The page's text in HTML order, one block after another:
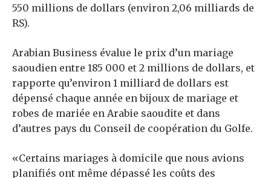
550 millions de dollars (environ 2,06 milliards de
RS).
Arabian Business évalue le prix d’un mariage
saoudien entre 185 000 et 2 millions de dollars, et
rapporte qu’environ 1 milliard de dollars est
dépensé chaque année en bijoux de mariage et
robes de mariée en Arabie saoudite et dans
d’autres pays du Conseil de coopération du Golfe.
«Certains mariages à domicile que nous avions
planifiés ont même dépassé les coûts des